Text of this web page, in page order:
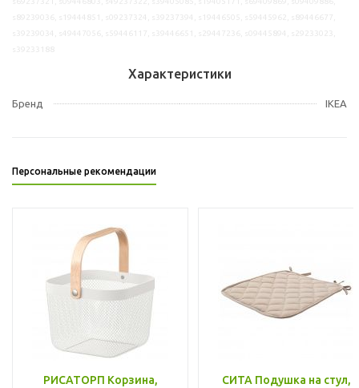
Характеристики
Бренд IKEA
Персональные рекомендации
РИСАТОРП Корзина,
СИТА Подушка на стул,